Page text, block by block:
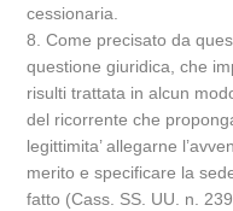
cessionaria.
8. Come precisato da
questione giuridica, che
risulti trattata in alcun
del ricorrente che
legittimita’ allegarne
merito e specificare la
fatto (Cass. SS. UU. n.